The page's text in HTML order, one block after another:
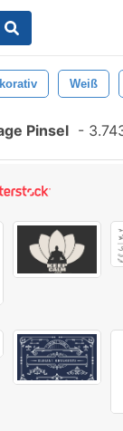
Weiß
Pinsel -